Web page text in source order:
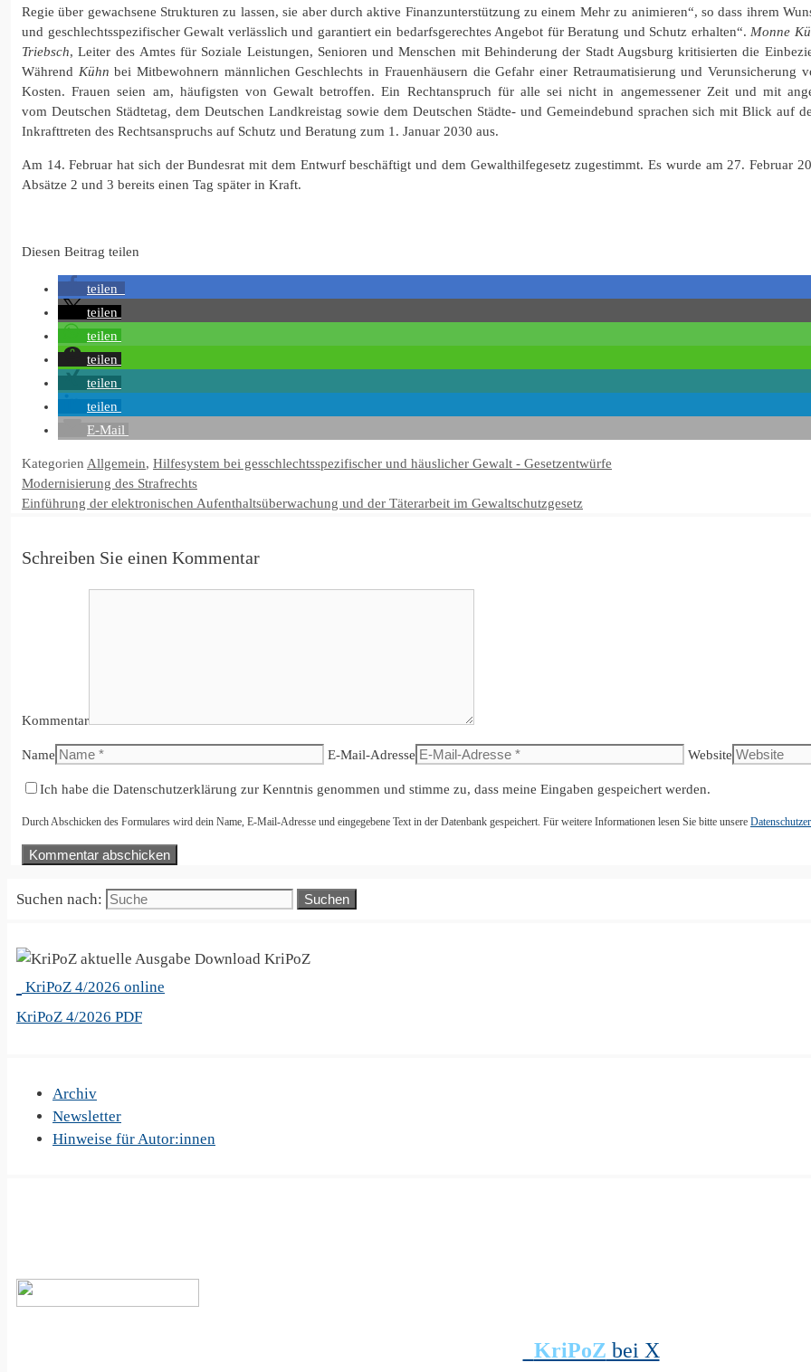
Regie über gewachsene Strukturen zu lassen, sie aber durch aktive Finanzunterstützung zu einem Mehr zu animieren“, so dass ihrem
und geschlechtsspezifischer Gewalt verlässlich und garantiert ein bedarfsgerechtes Angebot für Beratung und Schutz erhalten“. Monne
Triebsch, Leiter des Amtes für Soziale Leistungen, Senioren und Menschen mit Behinderung der Stadt Augsburg kritisierten die
Während Kühnbei Mitbewohnern männlichen Geschlechts in Frauenhäusern die Gefahr einer Retraumatisierung und Verunsicherung
Kosten. Frauen seien am, häufigsten von Gewalt betroffen. Ein Rechtanspruch für alle sei nicht in angemessener Zeit und mit
vom Deutschen Städtetag, dem Deutschen Landkreistag sowie dem Deutschen Städte- und Gemeindebund sprachen sich mit Blick auf
Inkrafttreten des Rechtsanspruchs auf Schutz und Beratung zum 1. Januar 2030 aus.
Am 14. Februar hat sich der Bundesrat mit dem Entwurf beschäftigt und dem Gewalthilfegesetz zugestimmt. Es wurde am 27. Februar
Absätze 2 und 3 bereits einen Tag später in Kraft.
Diesen Beitrag teilen
teilen
teilen
teilen
teilen
teilen
teilen
E-Mail
Kategorien Allgemein, Hilfesystem bei gesschlechtsspezifischer und häuslicher Gewalt - Gesetzentwürfe
Modernisierung des Strafrechts
Einführung der elektronischen Aufenthaltsüberwachung und der Täterarbeit im Gewaltschutzgesetz
Schreiben Sie einen Kommentar
Kommentar
Name E-Mail-Adresse Website
Ich habe die Datenschutzerklärung zur Kenntnis genommen und stimme zu, dass meine Eingaben gespeichert werden.
Durch Abschicken des Formulares wird dein Name, E-Mail-Adresse und eingegebene Text in der Datenbank gespeichert. Für weitere Informationen lesen Sie bitte unsere
Suchen nach:
KriPoZ
KriPoZ 4/2026 online
KriPoZ 4/2026 PDF
Archiv
Newsletter
Hinweise für Autor:innen
KriPoZ bei X